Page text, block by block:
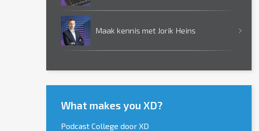
Maak kennis met Jorik Heins
What makes you XD?
Podcast College door XD